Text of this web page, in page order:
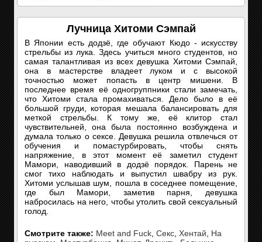
Лучница Хитоми Сэмпай
В Японии есть додзё, где обучают Кюдо - искусству
стрельбы из лука. Здесь учиться много студентов, но
самая талантливая из всех девушка Хитоми Сэмпай,
она в мастерстве владеет луком и с высокой
точностью может попасть в центр мишени. В
последнее время её одногруппники стали замечать,
что Хитоми стала промахиваться. Дело было в её
большой груди, которая мешала балансировать для
меткой стрельбы. К тому же, её клитор стал
чувствительней, она была постоянно возбуждена и
думала только о сексе. Девушка решила отвлечься от
обучения и помастурбировать, чтобы снять
напряжение, в этот момент её заметил студент
Мамори, наводивший в додзё порядок. Парень не
смог тихо наблюдать и выпустил швабру из рук.
Хитоми услышав шум, пошла в соседнее помещение,
где был Мамори, заметив парня, девушка
набросилась на него, чтобы утолить свой сексуальный
голод.
Смотрите также: Meet and Fuck Секс Хентай
На